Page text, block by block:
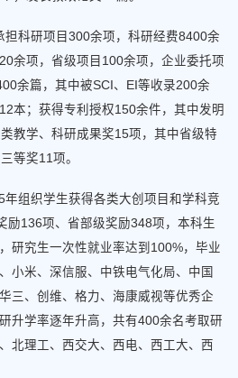
担科研项目300余项，科研经费8400余
余项，省级项目100余项，企业委托项
余篇，其中被SCI、EI等收录200余
本；获得专利授权150余件，其中发明
教学、科研成果奖15项，其中省级特
等奖11项。
年组织学生获得各类大创项目和学科竞
励136项、省部级奖励348项，本科生
研究生一次性就业率达到100%，毕业
小米、深信服、中铁电气化局、中国
三、创维、格力、海康威视等优秀企
升学率逐年升高，共有400余名考取研
北理工、西交大、西电、西工大、西